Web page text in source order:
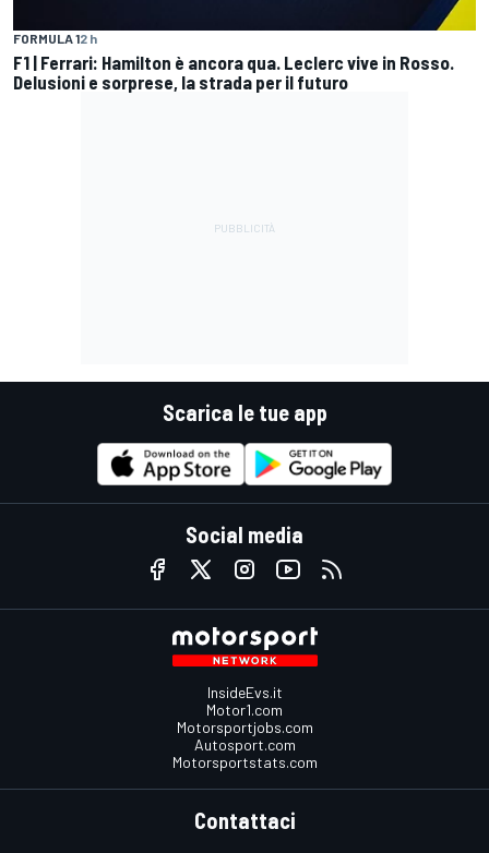
FORMULA 12 h
F1 | Ferrari: Hamilton è ancora qua. Leclerc vive in Rosso.
Delusioni e sorprese, la strada per il futuro
Scarica le tue app
Social media
InsideEvs.it
Motor1.com
Motorsportjobs.com
Autosport.com
Motorsportstats.com
Contattaci